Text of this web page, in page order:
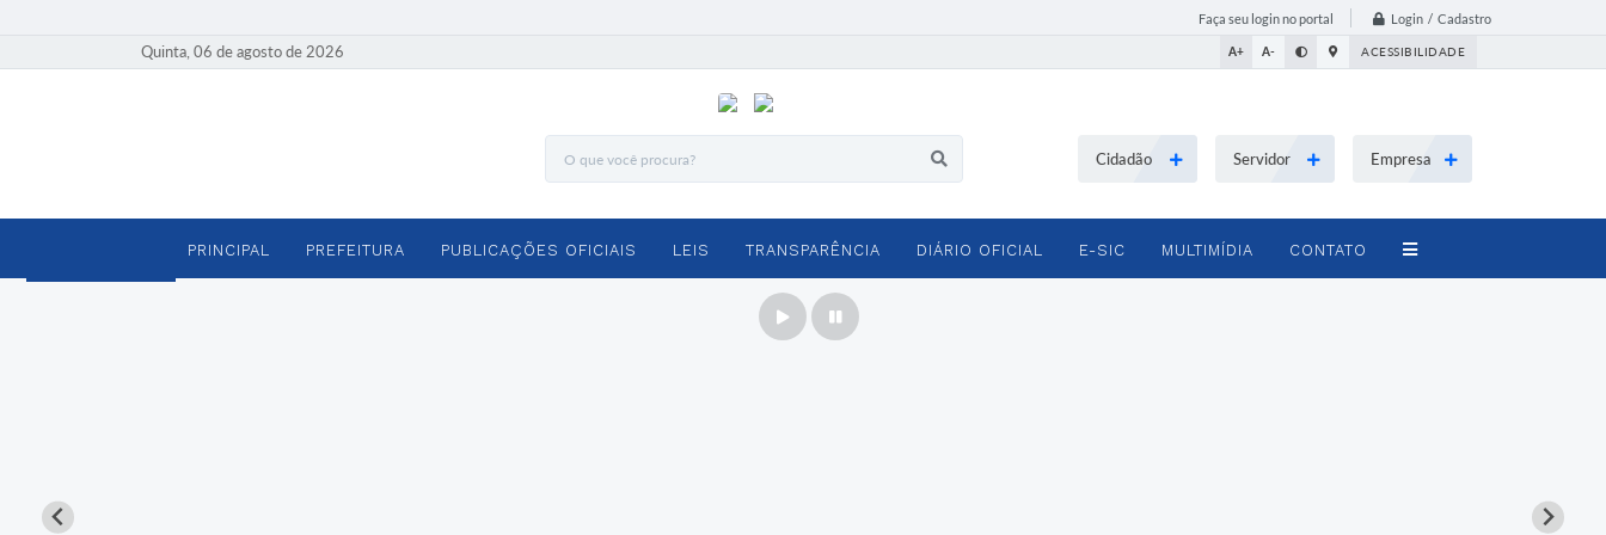
Faça seu login no portal Login / Cadastro
Quinta, 06 de agosto de 2026 A+ A- ACESSIBILIDADE
Cidadão Servidor Empresa
PRINCIPAL PREFEITURA PUBLICAÇÕES OFICIAIS LEIS TRANSPARÊNCIA DIÁRIO OFICIAL E-SIC MULTIMÍDIA CONTATO